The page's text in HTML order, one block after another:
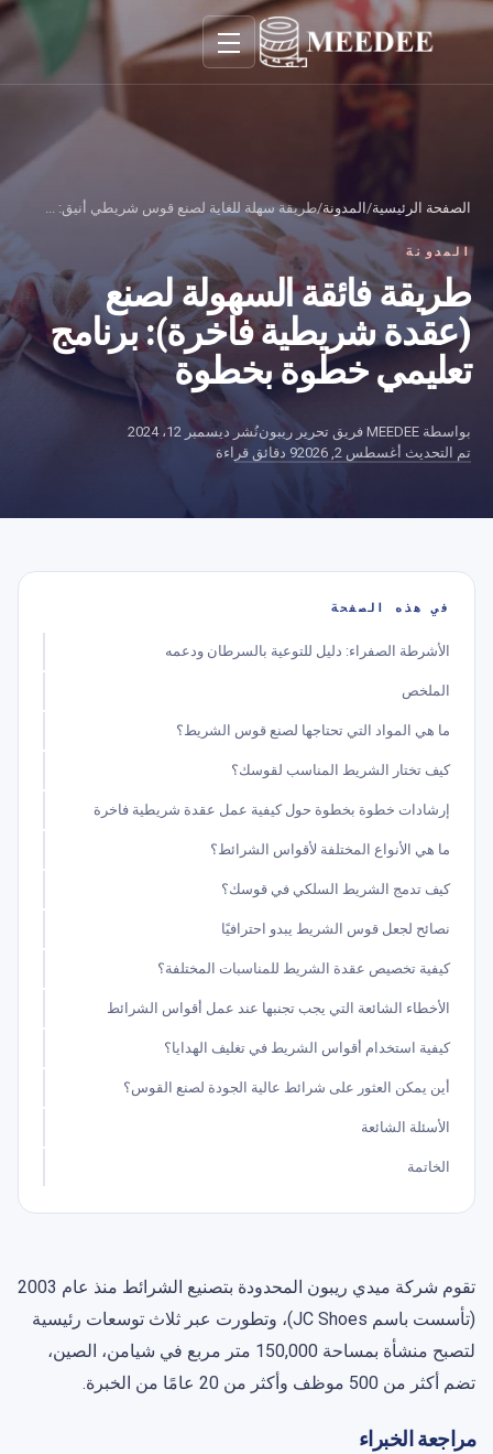
تبديل التنقل
الصفحة الرئيسية/ المدونة/طريقة سهلة للغاية لصنع قوس شريطي أنيق: ...
المدونة
طريقة فائقة السهولة لصنع
(عقدة شريطية فاخرة): برنامج
تعليمي خطوة بخطوة
بواسطة MEEDEE فريق تحرير ريبون نُشر ديسمبر 12، 2024
تم التحديث أغسطس 2, 2026 9 دقائق قراءة
في هذه الصفحة
الأشرطة الصفراء: دليل للتوعية بالسرطان ودعمه
الملخص
ما هي المواد التي تحتاجها لصنع قوس الشريط؟
كيف تختار الشريط المناسب لقوسك؟
إرشادات خطوة بخطوة حول كيفية عمل عقدة شريطية فاخرة
ما هي الأنواع المختلفة لأقواس الشرائط؟
كيف تدمج الشريط السلكي في قوسك؟
نصائح لجعل قوس الشريط يبدو احترافيًا
كيفية تخصيص عقدة الشريط للمناسبات المختلفة؟
الأخطاء الشائعة التي يجب تجنبها عند عمل أقواس الشرائط
كيفية استخدام أقواس الشريط في تغليف الهدايا؟
أين يمكن العثور على شرائط عالية الجودة لصنع القوس؟
الأسئلة الشائعة
الخاتمة
تقوم شركة ميدي ريبون المحدودة بتصنيع الشرائط منذ عام 2003
(تأسست باسم JC Shoes)، وتطورت عبر ثلاث توسعات رئيسية
لتصبح منشأة بمساحة 150,000 متر مربع في شيامن، الصين،
تضم أكثر من 500 موظف وأكثر من 20 عامًا من الخبرة.
مراجعة الخبراء